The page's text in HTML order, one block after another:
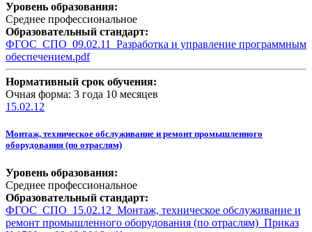
Уровень образования:
Среднее профессиональное
Образовательный стандарт:
ФГОС_СПО_09.02.11_Разработка и управление программным
обеспечением.pdf
Нормативный срок обучения:
Очная форма: 3 года 10 месяцев
15.02.12
Монтаж, техническое обслуживание и ремонт промышленного
оборудования (по отраслям)
Уровень образования:
Среднее профессиональное
Образовательный стандарт:
ФГОС_СПО_15.02.12_Монтаж, техническое обслуживание и
ремонт промышленного оборудования (по отраслям)_Приказ